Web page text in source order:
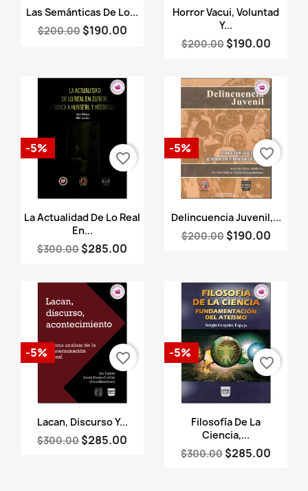
Vista rápida
Las Semánticas De Lo...
$200.00 $190.00
Vista rápida
Horror Vacui, Voluntad
Y...
$200.00 $190.00
Vista rápida
La Actualidad De Lo Real
En...
$300.00 $285.00
-5%
favorite_border
Vista rápida
Delincuencia Juvenil,...
$200.00 $190.00
-5% favorite_border
Vista rápida
Lacan, Discurso Y...
$300.00 $285.00
-5% favorite_border
Vista rápida
Filosofía De La
Ciencia,...
$300.00 $285.00
-5%
favorite_border